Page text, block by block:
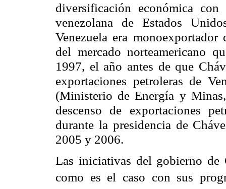
diversificación económica
venezolana de Estados
Venezuela era
del mercado norteamericano
1997, el año antes de que
exportaciones petroleras de
(Ministerio de Energía y
descenso de exportaciones
durante la presidencia de
2005 y 2006.
Las iniciativas del gobierno
como es el caso con sus